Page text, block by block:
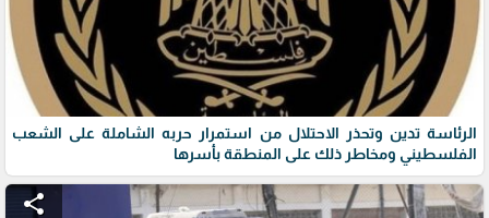
الرئاسة تدين وتحذر الاحتلال من استمرار حربه الشاملة على الشعب
الفلسطيني ومخاطر ذلك على المنطقة بأسرها
share